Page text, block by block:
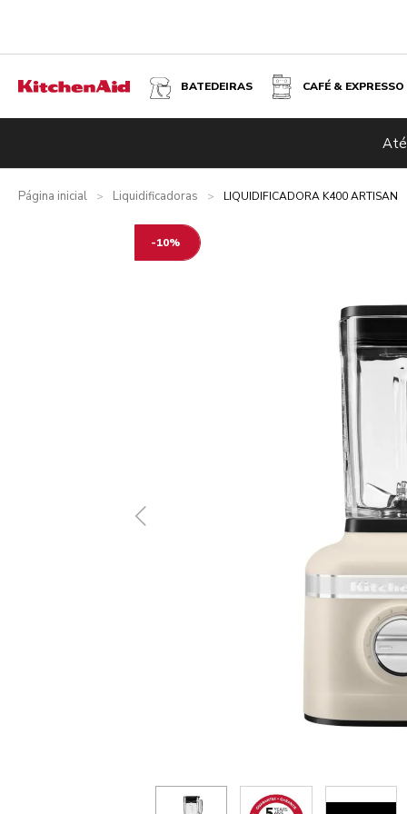
BATEDEIRAS CAFÉ & EXPRESSO
Página inicial > Liquidificadoras > LIQUIDIFICADORA K400 ARTISAN
Produtos
-10%